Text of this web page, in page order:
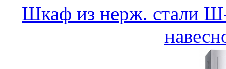
Шкаф из нерж. стали